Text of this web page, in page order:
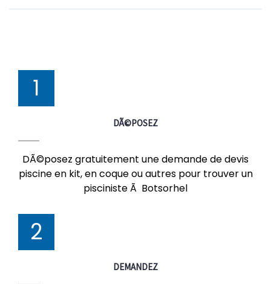
1
DÃ©POSEZ
DÃ©posez gratuitement une demande de devis
piscine en kit, en coque ou autres pour trouver un
pisciniste Ã Botsorhel
2
DEMANDEZ